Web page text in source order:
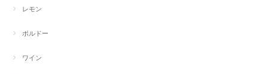
レモン
ボルドー
ワイン